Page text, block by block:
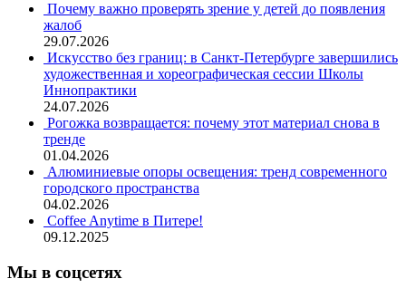
Почему важно проверять зрение у детей до появления
жалоб
29.07.2026
Искусство без границ: в Санкт-Петербурге завершились
художественная и хореографическая сессии Школы
Иннопрактики
24.07.2026
Рогожка возвращается: почему этот материал снова в
тренде
01.04.2026
Алюминиевые опоры освещения: тренд современного
городского пространства
04.02.2026
Coffee Anytime в Питере!
09.12.2025
Мы в соцсетях